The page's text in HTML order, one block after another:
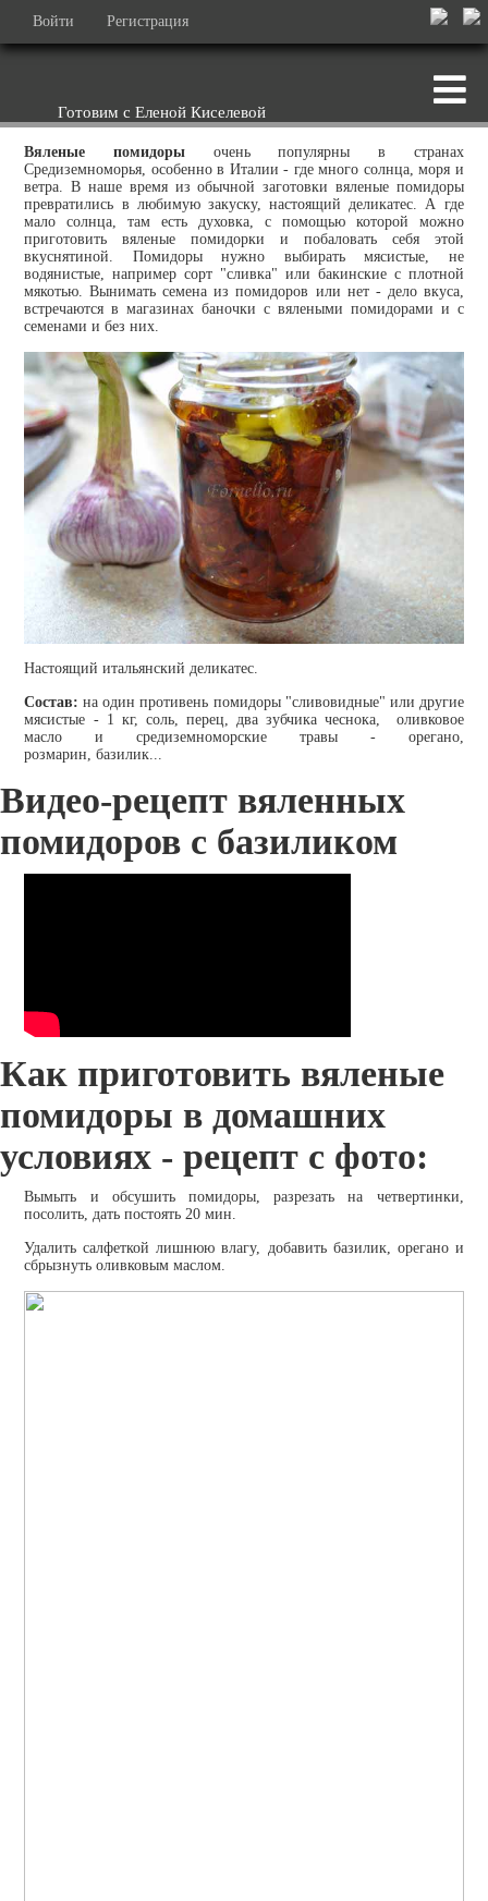
Войти Регистрация
Готовим с Еленой Киселевой
Вяленые помидоры очень популярны в странах
Средиземноморья, особенно в Италии - где много солнца, моря и
ветра. В наше время из обычной заготовки вяленые помидоры
превратились в любимую закуску, настоящий деликатес. А где
мало солнца, там есть духовка, с помощью которой можно
приготовить вяленые помидорки и побаловать себя этой
вкуснятиной. Помидоры нужно выбирать мясистые, не
водянистые, например сорт "сливка" или бакинские с плотной
мякотью. Вынимать семена из помидоров или нет - дело вкуса,
встречаются в магазинах баночки с вялеными помидорами и с
семенами и без них.
Настоящий итальянский деликатес.
Состав: на один противень помидоры "сливовидные" или другие
мясистые - 1 кг, соль, перец, два зубчика чеснока, оливковое
масло и средиземноморские травы - орегано,
розмарин, базилик...
Видео-рецепт вяленных
помидоров с базиликом
Как приготовить вяленые
помидоры в домашних
условиях - рецепт с фото:
Вымыть и обсушить помидоры, разрезать на четвертинки,
посолить, дать постоять 20 мин.
Удалить салфеткой лишнюю влагу, добавить базилик, орегано и
сбрызнуть оливковым маслом.